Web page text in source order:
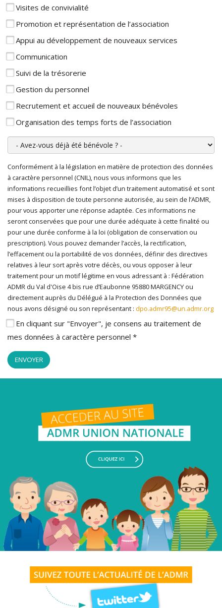
Visites de convivialité
Promotion et représentation de l’association
Appui au développement de nouveaux services
Communication
Suivi de la trésorerie
Gestion du personnel
Recrutement et accueil de nouveaux bénévoles
Organisation des temps forts de l’association
Avez-vous déjà été bénévole ?
En cliquant sur "Envoyer", je consens au traitement de mes
données à caractère personnel*
Conformément à la législation en matière de protection des données
à caractère personnel (CNIL), nous vous informons que les
informations recueillies font l’objet d’un traitement automatisé et sont
mises à disposition de toute personne autorisée, au sein de l’ADMR,
pour vous apporter une réponse adaptée. Ces informations ne
seront conservées que pour une durée adéquate à cette finalité ou
pour une durée conforme à la loi (obligation de conservation ou
prescription). Vous pouvez demander l’accès, la rectification,
l’effacement ou la portabilité de vos données, définir des directives
relatives à leur sort après votre décès, ou vous opposer à leur
traitement pour un motif légitime en vous adressant à : Fédération
ADMR du Val d'Oise 4 bis rue d’Eaubonne 95880 MARGENCY ou
directement auprès du Délégué à la Protection des Données que
nous avons désigné ou son représentant : dpo.admr95@un.admr.org
En cliquant sur "Envoyer", je consens au traitement de
mes données à caractère personnel *